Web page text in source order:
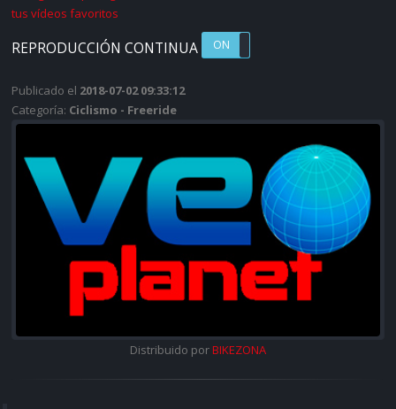
tus vídeos favoritos
REPRODUCCIÓN CONTINUA ON
Publicado el 2018-07-02 09:33:12
Categoría: Ciclismo - Freeride
Distribuido porBIKEZONA